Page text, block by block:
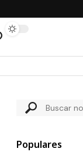
Populares